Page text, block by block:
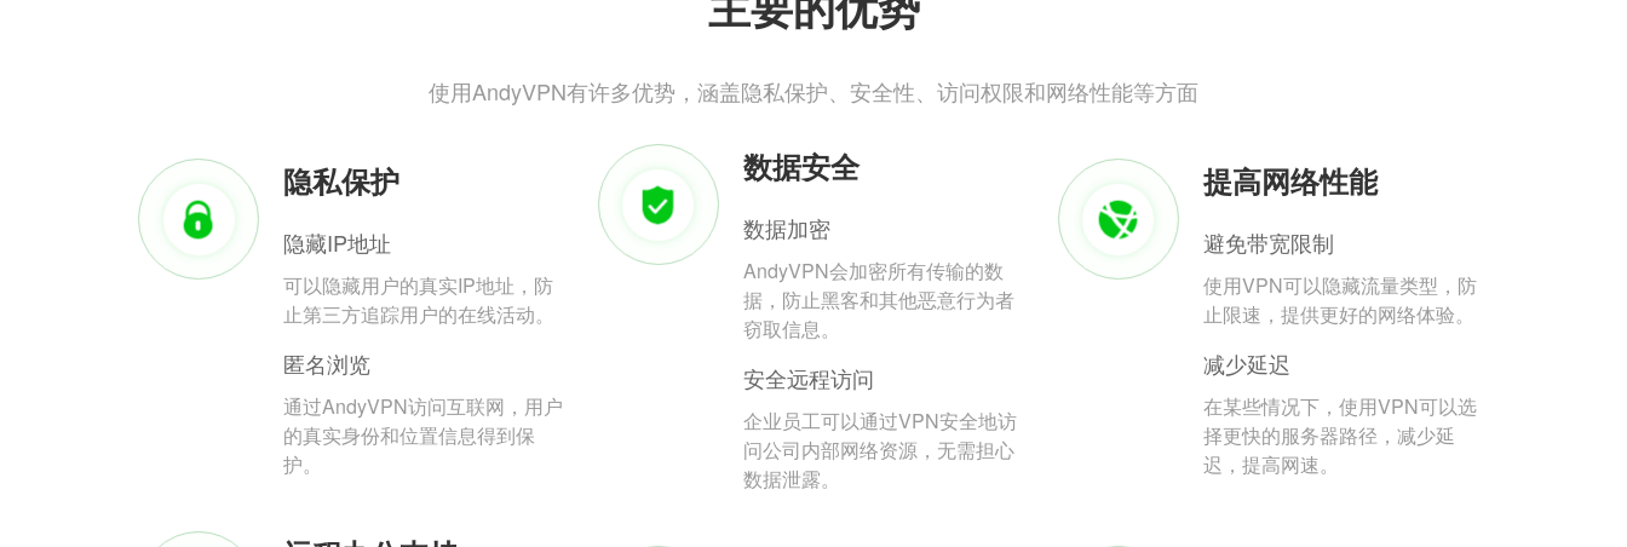
使用AndyVPN有许多优势，涵盖隐私保护、安全性、访问权限和网络性能等方面
隐私保护
隐藏IP地址
可以隐藏用户的真实IP地址，防
止第三方追踪用户的在线活动。
匿名浏览
通过AndyVPN访问互联网，用户
的真实身份和位置信息得到保
护。
数据安全
数据加密
AndyVPN会加密所有传输的数
据，防止黑客和其他恶意行为者
窃取信息。
安全远程访问
企业员工可以通过VPN安全地访
问公司内部网络资源，无需担心
数据泄露。
提高网络性能
避免带宽限制
使用VPN可以隐藏流量类型，防
止限速，提供更好的网络体验。
减少延迟
在某些情况下，使用VPN可以选
择更快的服务器路径，减少延
迟，提高网速。